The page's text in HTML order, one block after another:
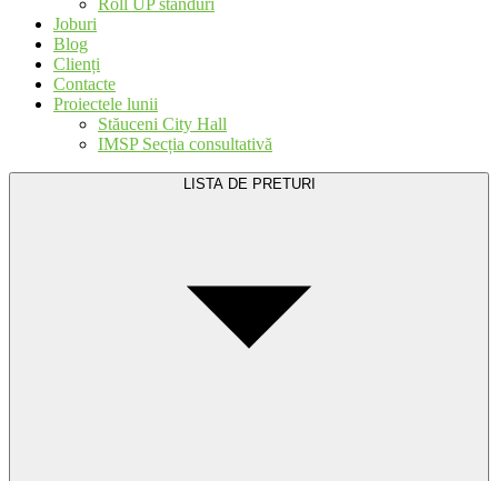
Roll UP standuri
Joburi
Blog
Clienți
Contacte
Proiectele lunii
Stăuceni City Hall
IMSP Secția consultativă
LISTA DE PRETURI